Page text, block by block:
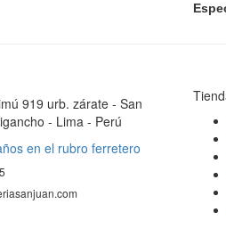
919 urb. zárate - San
- Lima - Perú
en el rubro ferretero